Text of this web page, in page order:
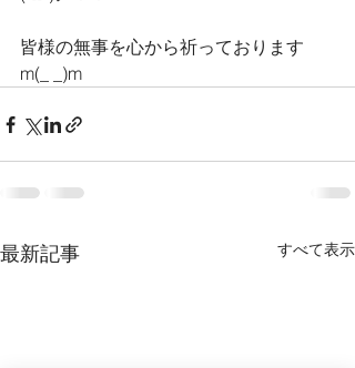
皆様の無事を心から祈っております
m(_ _)m
最新記事 すべて表示